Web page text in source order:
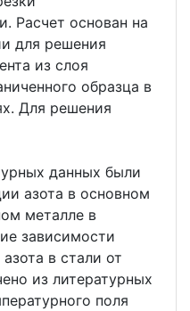
Расчет основан на
для решения
из слоя
образца в
Для решения
данных были
азота в основном
металле в
зависимости
в стали от
из литературных
поля